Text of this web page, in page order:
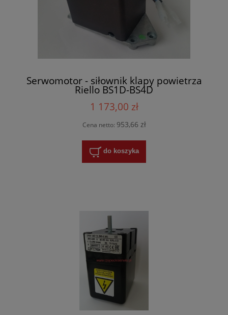
Serwomotor - siłownik klapy powietrza
Riello BS1D-BS4D
1 173,00 zł
Cena netto: 953,66 zł
do koszyka